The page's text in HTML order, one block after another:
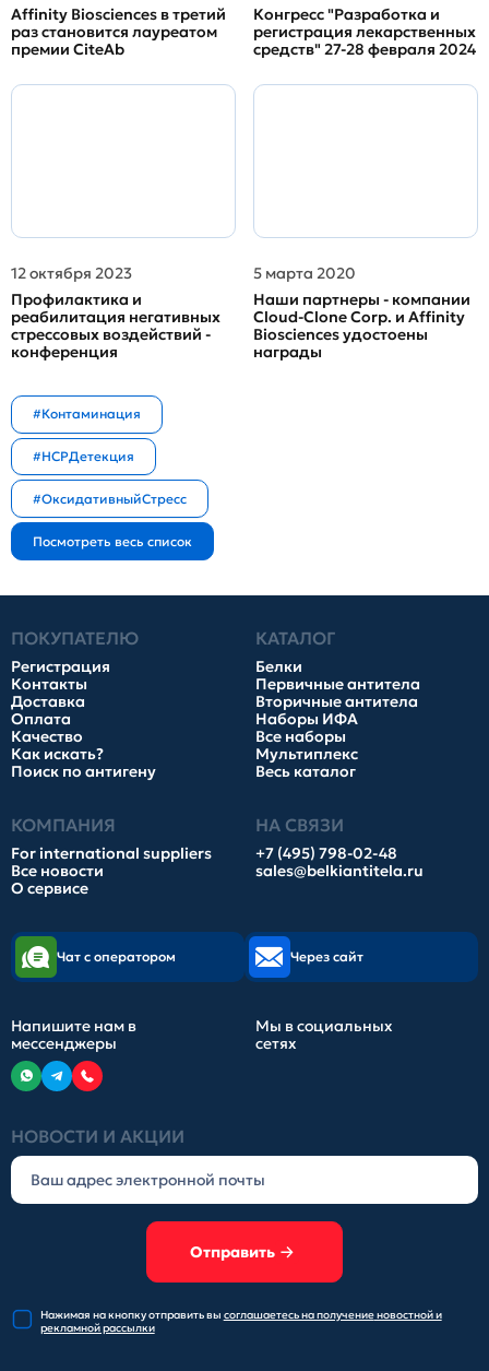
Affinity Biosciences в третий
раз становится лауреатом
премии CiteAb
Конгресс "Разработка и
регистрация лекарственных
средств" 27-28 февраля 2024
12 октября 2023
Профилактика и
реабилитация негативных
стрессовых воздействий -
конференция
5 марта 2020
Наши партнеры - компании
Cloud-Clone Corp. и Affinity
Biosciences удостоены
награды
#Контаминация
#HCPДетекция
#ОксидативныйСтресс
ПОКУПАТЕЛЮ
Регистрация
Контакты
Доставка
Оплата
Качество
Как искать?
Поиск по антигену
КАТАЛОГ
Белки
Первичные антитела
Вторичные антитела
Наборы ИФА
Все наборы
Мультиплекс
Весь каталог
КОМПАНИЯ
For international suppliers
Все новости
О сервисе
НА СВЯЗИ
+7 (495) 798-02-48
sales@belkiantitela.ru
НОВОСТИ И АКЦИИ
Отправить
Нажимая на кнопку отправитьвы соглашаетесь на получениеновостной и
рекламной рассылки
Чат с оператором Через сайт
Напишите нам в
мессенджеры
Мы в социальных
сетях